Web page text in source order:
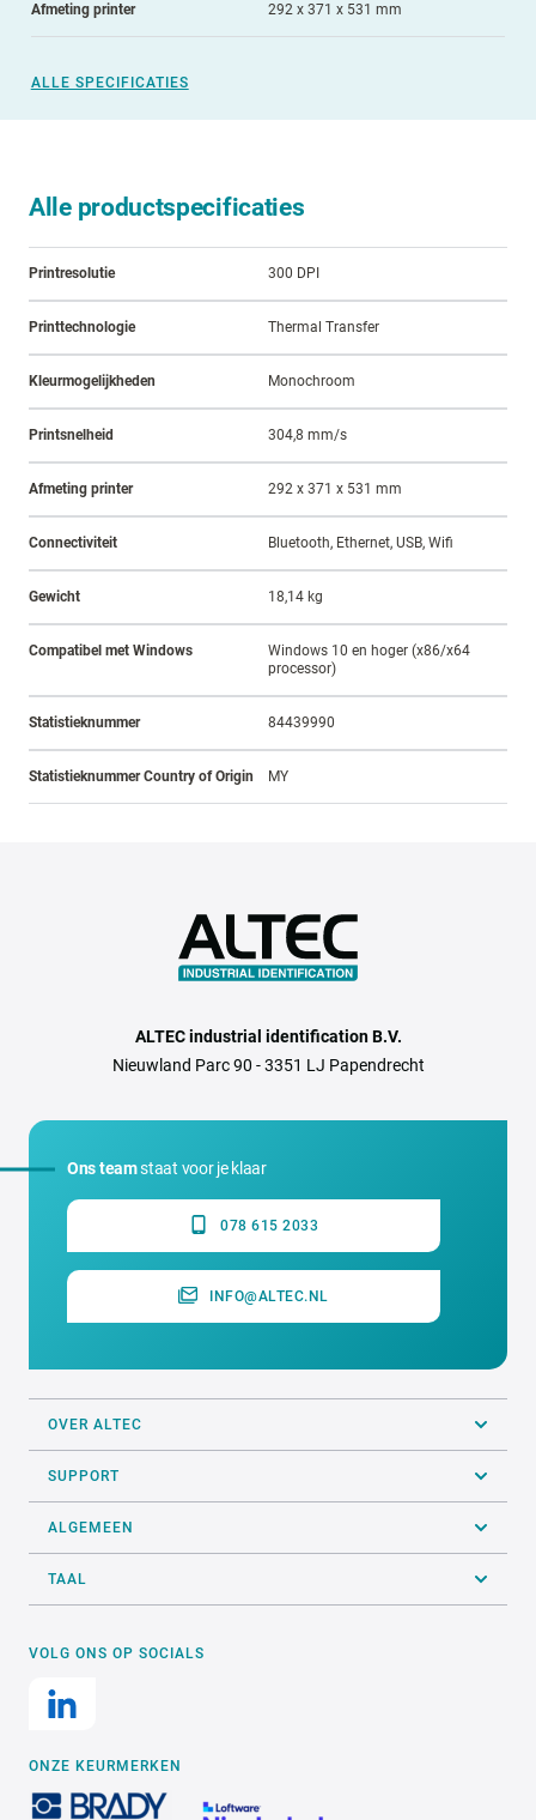
Afmeting printer 292 x 371 x 531 mm
ALLE SPECIFICATIES
Alle productspecificaties
Printresolutie 300 DPI
Printtechnologie Thermal Transfer
Kleurmogelijkheden Monochroom
Printsnelheid 304,8 mm/s
Afmeting printer 292 x 371 x 531 mm
Connectiviteit Bluetooth, Ethernet, USB, Wifi
Gewicht 18,14 kg
Compatibel met Windows
Windows 10 en hoger (x86/x64
processor)
Statistieknummer 84439990
Statistieknummer Country of Origin MY
ALTEC industrial identification B.V.
Nieuwland Parc 90 - 3351 LJ Papendrecht
Ons teamstaat voor je klaar
078 615 2033
INFO@ALTEC.NL
OVER ALTEC
SUPPORT
ALGEMEEN
TAAL
VOLG ONS OP SOCIALS
ONZE KEURMERKEN